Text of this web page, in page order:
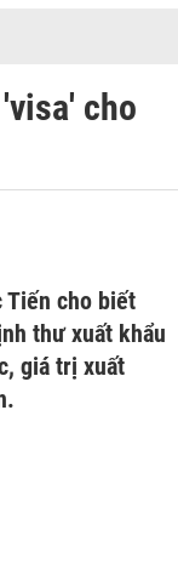
cho
Tiến cho biết
thư xuất khẩu
giá trị xuất